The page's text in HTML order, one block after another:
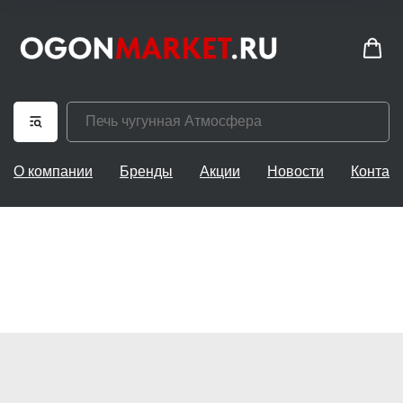
О компании Бренды Акции Новости